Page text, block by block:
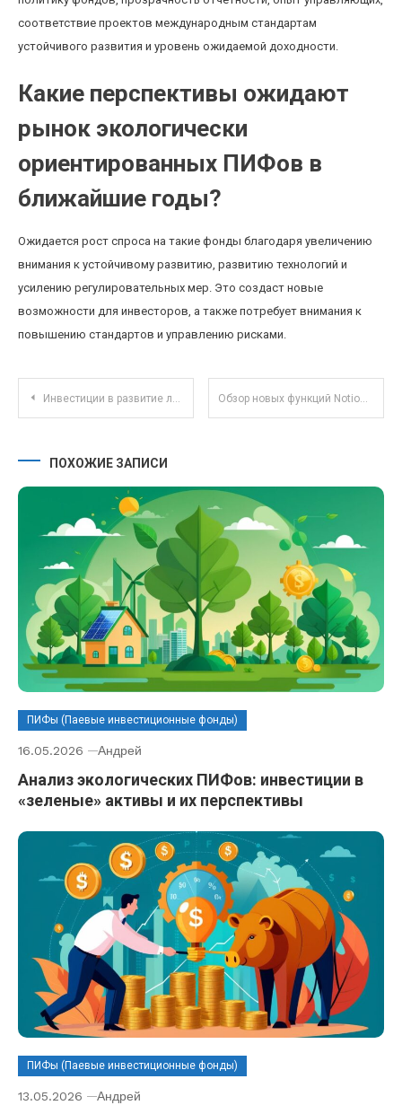
соответствие проектов международным стандартам
устойчивого развития и уровень ожидаемой доходности.
Какие перспективы ожидают
рынок экологически
ориентированных ПИФов в
ближайшие годы?
Ожидается рост спроса на такие фонды благодаря увеличению
внимания к устойчивому развитию, развитию технологий и
усилению регулировательных мер. Это создаст новые
возможности для инвесторов, а также потребует внимания к
повышению стандартов и управлению рисками.
Навигация по записям
Инвестиции в развитие локальных городских фермерских рынков: реальный вклад и перспективы Обзор новых функций Notion: как использовать теги для организации командного пространства
ПОХОЖИЕ ЗАПИСИ
ПИФы (Паевые инвестиционные фонды)
16.05.2026 Андрей
Анализ экологических ПИФов: инвестиции в
«зеленые» активы и их перспективы
ПИФы (Паевые инвестиционные фонды)
13.05.2026 Андрей